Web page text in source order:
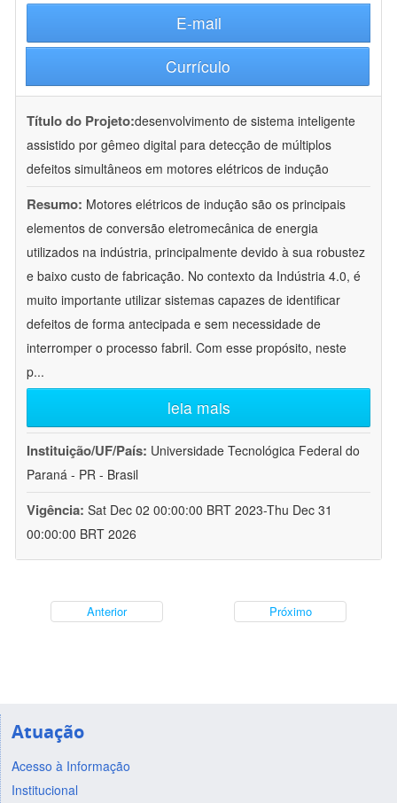
E-mail
Currículo
Título do Projeto:desenvolvimento de sistema inteligente
assistido por gêmeo digital para detecção de múltiplos
defeitos simultâneos em motores elétricos de indução
Resumo: Motores elétricos de indução são os principais
elementos de conversão eletromecânica de energia
utilizados na indústria, principalmente devido à sua robustez
e baixo custo de fabricação. No contexto da Indústria 4.0, é
muito importante utilizar sistemas capazes de identificar
defeitos de forma antecipada e sem necessidade de
interromper o processo fabril. Com esse propósito, neste
p...
leia mais
Instituição/UF/País: Universidade Tecnológica Federal do
Paraná - PR - Brasil
Vigência: Sat Dec 02 00:00:00 BRT 2023-Thu Dec 31
00:00:00 BRT 2026
Anterior Próximo
Atuação
Acesso à Informação
Institucional